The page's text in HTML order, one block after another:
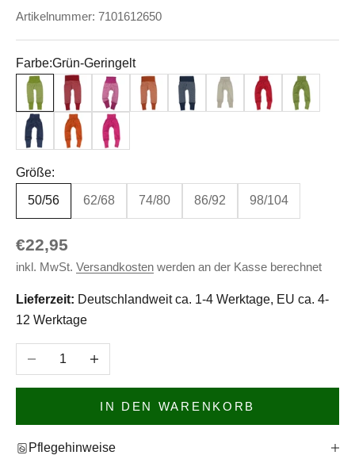
Artikelnummer: 7101612650
Farbe:Grün-Geringelt
Grün-GeringeltRot-GeringeltPink-GeringeltOrange-Geringelt
Marine-Geringelt
Natur Rot Grün
Marineblau
Orange Pink
Größe:
50/56 62/68 74/80 86/92 98/104
Angebot
€22,95
inkl. MwSt. Versandkosten werden an der Kasse berechnet
Lieferzeit: Deutschlandweit ca. 1-4 Werktage, EU ca. 4-
12 Werktage
Anzahl verringernAnzahl erhöhen
IN DEN WARENKORB
Pflegehinweise